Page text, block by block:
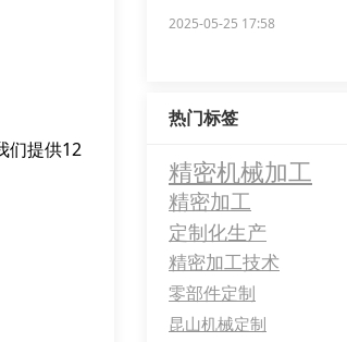
们提供12
2025-05-25 17:58
热门标签
精密机械加工
精密加工
定制化生产
精密加工技术
零部件定制
昆山机械定制